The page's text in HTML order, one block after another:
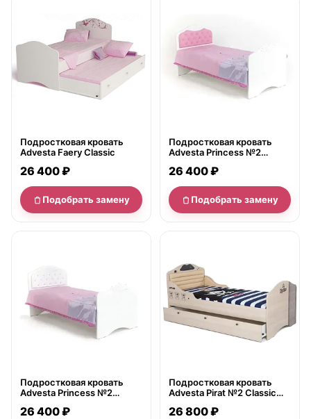
Подростковая кровать
Advesta Faery Classic
26 400 ₽
Подобрать замену
Подростковая кровать
Advesta Princess №2
26 400 ₽
Подобрать замену
Подростковая кровать
Advesta Princess №2
26 400 ₽
Подростковая кровать
Advesta Pirat №2 Classic
26 800 ₽